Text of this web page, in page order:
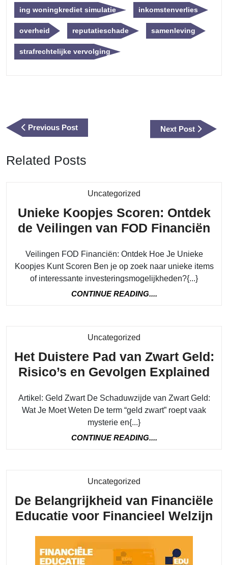
ing woningkrediet simulatie inkomstenverlies
overheid reputatieschade samenleving
strafrechtelijke vervolging
Previous PostPrevious
Post
Next Post
Next
Post
Related Posts
Uncategorized
Unieke Koopjes Scoren: Ontdek
de Veilingen van FOD Financiën
Veilingen FOD Financiën: Ontdek Hoe Je Unieke
Koopjes Kunt Scoren Ben je op zoek naar unieke items
of interessante investeringsmogelijkheden?{...}
CONTINUE READING....
Uncategorized
Het Duistere Pad van Zwart Geld:
Risico’s en Gevolgen Explained
Artikel: Geld Zwart De Schaduwzijde van Zwart Geld:
Wat Je Moet Weten De term “geld zwart” roept vaak
mysterie en{...}
CONTINUE READING....
Uncategorized
De Belangrijkheid van Financiële
Educatie voor Financieel Welzijn